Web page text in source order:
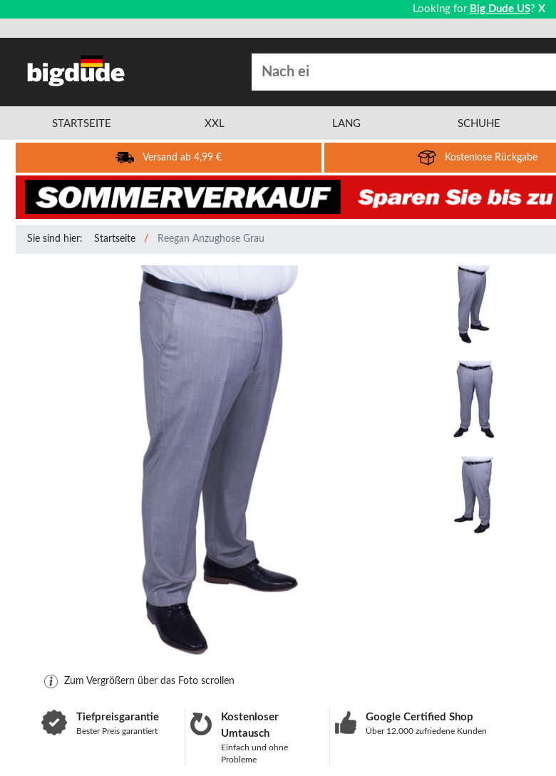
Looking for Big Dude US? X
STARTSEITE XXL LANG SCHUHE
Versand ab 4,99 € Kostenlose Rückgabe
Sie sind hier: Startseite Reegan Anzughose Grau
Zum Vergrößern über das Foto scrollen
Tiefpreisgarantie
Bester Preis garantiert
Kostenloser
Umtausch
Einfach und ohne
Probleme
Google Certified Shop
Über 12.000 zufriedene Kunden